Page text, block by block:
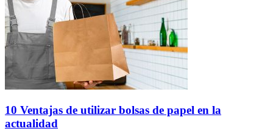
10 Ventajas de utilizar bolsas de papel en la
actualidad